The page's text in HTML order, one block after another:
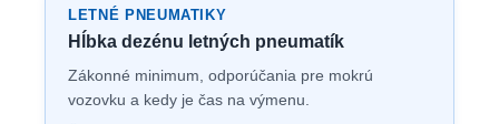
LETNÉ PNEUMATIKY
Hĺbka dezénu letných pneumatík
Zákonné minimum, odporúčania pre mokrú
vozovku a kedy je čas na výmenu.